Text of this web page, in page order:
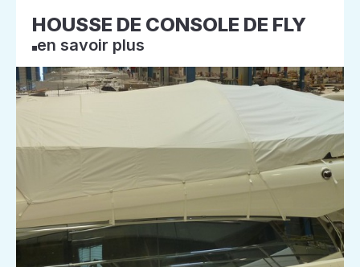
HOUSSE DE CONSOLE DE FLY
en savoir plus